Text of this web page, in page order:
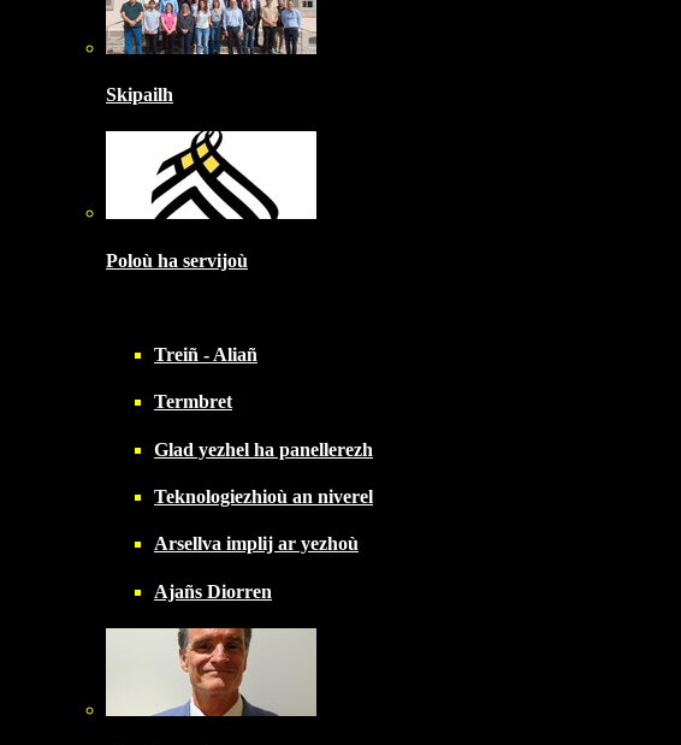
Skipailh
Poloù ha servijoù
Treiñ - Aliañ
Termbret
Glad yezhel ha panellerezh
Teknologiezhioù an niverel
Arsellva implij ar yezhoù
Ajañs Diorren